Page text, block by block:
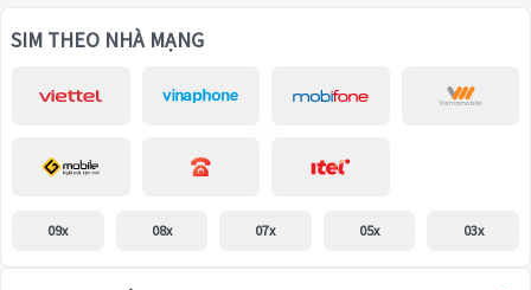
SIM THEO NHÀ MẠNG
09x 08x 07x 05x 03x